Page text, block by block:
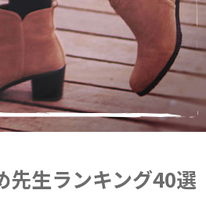
生ランキング40選